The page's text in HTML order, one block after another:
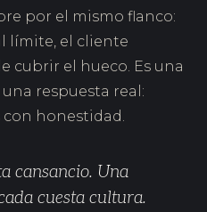
por el mismo flanco:
límite, el cliente
cubrir el hueco. Es una
respuesta real:
con honestidad.
cansancio. Una
cuesta cultura.